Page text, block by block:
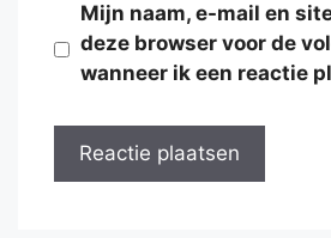
Mijn naam, e-mail en
deze browser voor de
wanneer ik een reactie